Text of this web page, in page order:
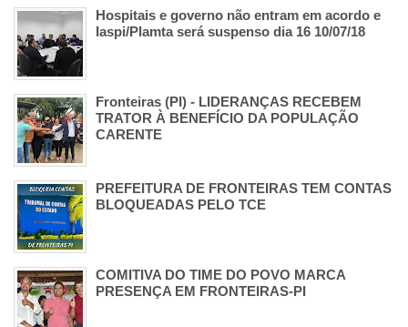
Hospitais e governo não entram em acordo e
Iaspi/Plamta será suspenso dia 16 10/07/18
Fronteiras (PI) - LIDERANÇAS RECEBEM
TRATOR À BENEFÍCIO DA POPULAÇÃO
CARENTE
PREFEITURA DE FRONTEIRAS TEM CONTAS
BLOQUEADAS PELO TCE
COMITIVA DO TIME DO POVO MARCA
PRESENÇA EM FRONTEIRAS-PI